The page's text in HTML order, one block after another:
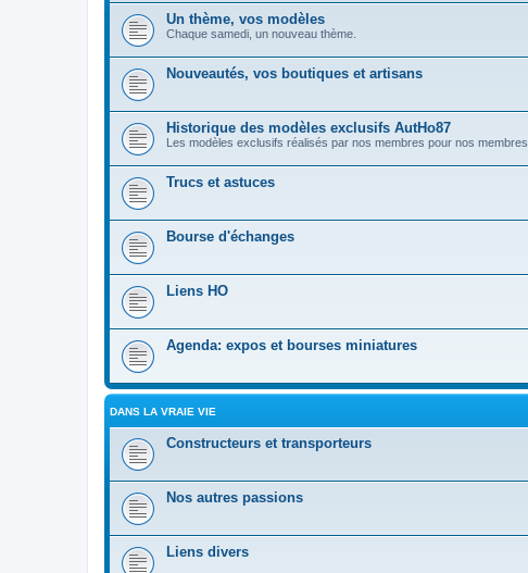
Un thème, vos modèles
Chaque samedi, un nouveau thème.
Nouveautés, vos boutiques et artisans
Historique des modèles exclusifs AutHo87
Les modèles exclusifs réalisés par nos membres pour nos membres
Trucs et astuces
Bourse d'échanges
Liens HO
Agenda: expos et bourses miniatures
DANS LA VRAIE VIE
Constructeurs et transporteurs
Nos autres passions
Liens divers